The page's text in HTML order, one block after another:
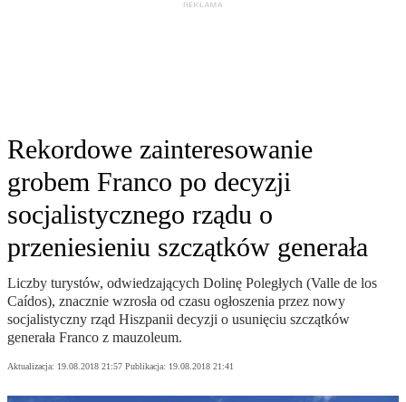
Rekordowe zainteresowanie
grobem Franco po decyzji
socjalistycznego rządu o
przeniesieniu szczątków generała
Liczby turystów, odwiedzających Dolinę Poległych (Valle de los
Caídos), znacznie wzrosła od czasu ogłoszenia przez nowy
socjalistyczny rząd Hiszpanii decyzji o usunięciu szczątków
generała Franco z mauzoleum.
Aktualizacja: 19.08.2018 21:57 Publikacja: 19.08.2018 21:41